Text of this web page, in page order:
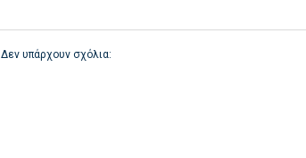
Δεν υπάρχουν σχόλια: